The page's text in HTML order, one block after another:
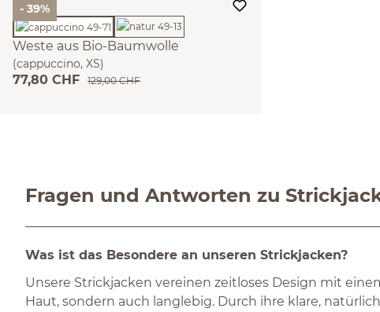
- 39%
Weste aus Bio-Baumwolle
(cappuccino, XS)
77,80 CHF 129,00 CHF
Fragen und Antworten zu
Was ist das Besondere an unseren Strickjacken?
Unsere Strickjacken vereinen zeitloses Design mit
Haut, sondern auch langlebig. Durch ihre klare,